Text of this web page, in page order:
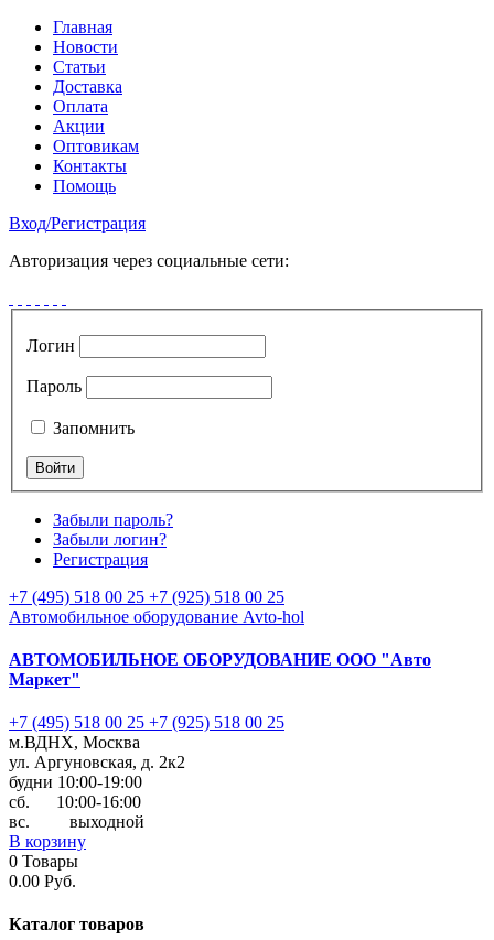
Главная
Новости
Статьи
Доставка
Оплата
Акции
Оптовикам
Контакты
Помощь
Вход/Регистрация
Авторизация через социальные сети:
Логин
Пароль
Запомнить
Забыли пароль?
Забыли логин?
Регистрация
+7 (495) 518 00 25 +7 (925) 518 00 25
Автомобильное оборудование Avto-hol
АВТОМОБИЛЬНОЕ ОБОРУДОВАНИЕ ООО "Авто
Маркет"
+7 (495) 518 00 25 +7 (925) 518 00 25
м.ВДНХ, Москва
ул. Аргуновская, д. 2к2
будни 10:00-19:00
cб. 10:00-16:00
вс. выходной
В корзину
0 Товары
0.00 Руб.
Каталог товаров